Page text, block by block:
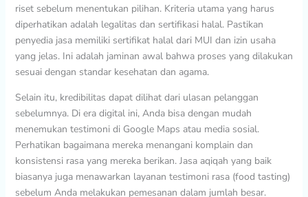
riset sebelum menentukan pilihan. Kriteria utama yang harus
diperhatikan adalah legalitas dan sertifikasi halal. Pastikan
penyedia jasa memiliki sertifikat halal dari MUI dan izin usaha
yang jelas. Ini adalah jaminan awal bahwa proses yang dilakukan
sesuai dengan standar kesehatan dan agama.
Selain itu, kredibilitas dapat dilihat dari ulasan pelanggan
sebelumnya. Di era digital ini, Anda bisa dengan mudah
menemukan testimoni di Google Maps atau media sosial.
Perhatikan bagaimana mereka menangani komplain dan
konsistensi rasa yang mereka berikan. Jasa aqiqah yang baik
biasanya juga menawarkan layanan testimoni rasa (food tasting)
sebelum Anda melakukan pemesanan dalam jumlah besar.